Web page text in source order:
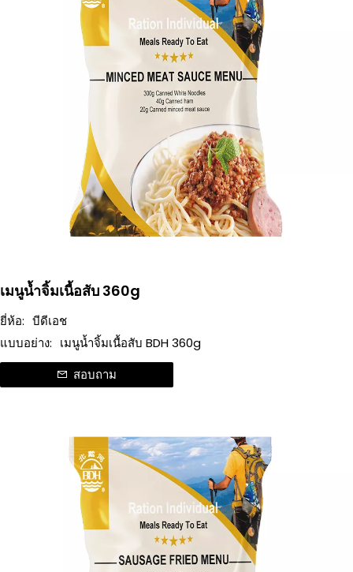
เมนูน้ำจิ้มเนื้อสับ 360g
ยี่ห้อ: บีดีเอช
แบบอย่าง: เมนูน้ำจิ้มเนื้อสับ BDH 360g
สอบถาม